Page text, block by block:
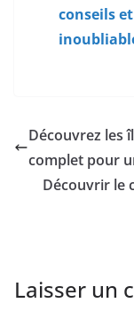
conseils
Découvrez les
complet pour
Découvrir le
Laisser un